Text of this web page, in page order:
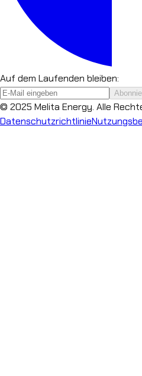
Auf dem Laufenden bleiben:
© 2025 Melita Energy. Alle
Datenschutzrichtlinie